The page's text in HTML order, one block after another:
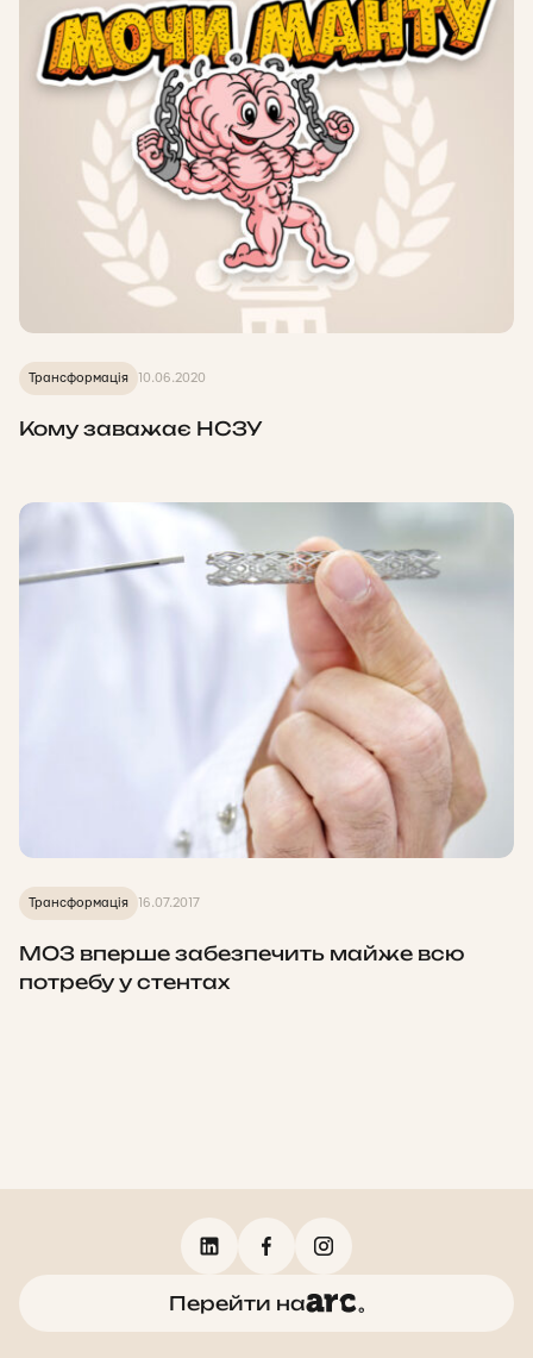
Трансформація 10.06.2020
Кому заважає НСЗУ
Трансформація 16.07.2017
МОЗ вперше забезпечить майже всю
потребу у стентах
Перейти на